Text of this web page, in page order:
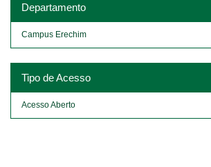
Departamento
Campus Erechim
Tipo de Acesso
Acesso Aberto